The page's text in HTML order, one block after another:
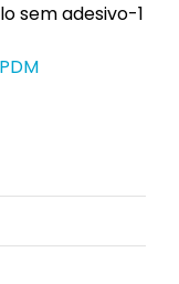
sem adesivo-1